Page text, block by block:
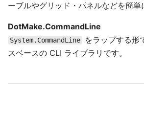
ーブルやグリッド・パネルなどを簡単
DotMake.CommandLine
System.CommandLine
をラップする形
スベースの CLI ライブラリです。